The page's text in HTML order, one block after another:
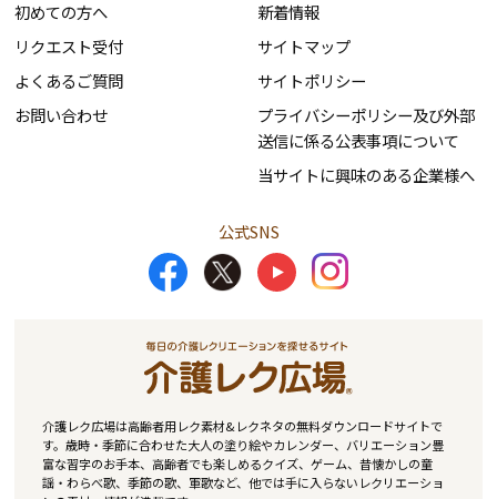
初めての方へ
リクエスト受付
よくあるご質問
お問い合わせ
新着情報
サイトマップ
サイトポリシー
プライバシーポリシー及び外部
送信に係る公表事項について
当サイトに興味のある企業様へ
公式SNS
介護レク広場は高齢者用レク素材&レクネタの無料ダウンロードサイトで
す。歳時・季節に合わせた大人の塗り絵やカレンダー、バリエーション豊
富な習字のお手本、高齢者でも楽しめるクイズ、ゲーム、昔懐かしの童
謡・わらべ歌、季節の歌、軍歌など、他では手に入らないレクリエーショ